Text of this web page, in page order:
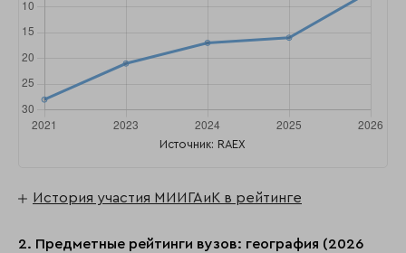
Источник: RAEX
История участия МИИГАиК в рейтинге
2. Предметные рейтинги вузов: география (2026